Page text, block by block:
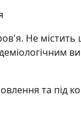
Не містить
та під